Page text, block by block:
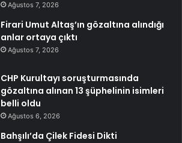
Ağustos 7, 2026
Firari Umut Altaş’ın gözaltına alındığı
anlar ortaya çıktı
Ağustos 7, 2026
CHP Kurultayı soruşturmasında
gözaltına alınan 13 şüphelinin isimleri
belli oldu
Ağustos 6, 2026
Bahşılı’da Çilek Fidesi Dikti